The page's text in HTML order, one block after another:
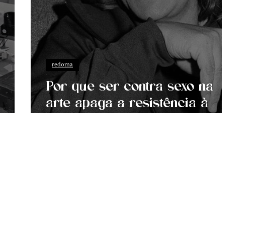
Por que ser contra sexo na
arte apaga a resistência à
ditadura militar?
redoma